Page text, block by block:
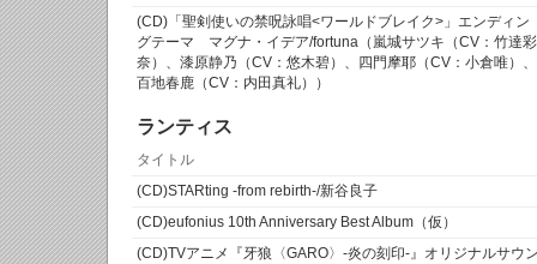
(CD)「聖剣使いの禁呪詠唱<ワールドブレイク>」エンディン
グテーマ マグナ・イデア/fortuna（嵐城サツキ（CV：竹達彩
奈）、漆原静乃（CV：悠木碧）、四門摩耶（CV：小倉唯）、
百地春鹿（CV：内田真礼））
ランティス
タイトル
(CD)STARting -from rebirth-/新谷良子
(CD)eufonius 10th Anniversary Best Album（仮）
(CD)TVアニメ『牙狼〈GARO〉-炎の刻印-』オリジナルサウ